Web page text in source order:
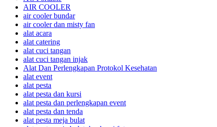
AIR COOLER
air cooler bundar
air cooler dan misty fan
alat acara
alat catering
alat cuci tangan
alat cuci tangan injak
Alat Dan Perlengkapan Protokol Kesehatan
alat event
alat pesta
alat pesta dan kursi
alat pesta dan perlengkapan event
alat pesta dan tenda
alat pesta meja bulat